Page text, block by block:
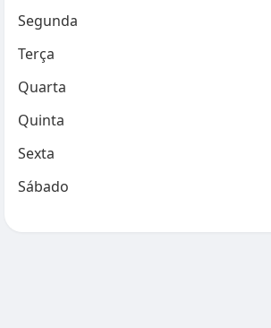
Segunda
Terça
Quarta
Quinta
Sexta
Sábado